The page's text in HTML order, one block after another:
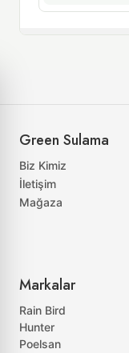
Green Sulama
Biz Kimiz
İletişim
Mağaza
Markalar
Rain Bird
Hunter
Poelsan